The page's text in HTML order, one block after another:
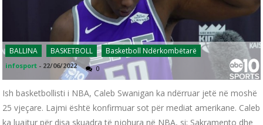
BALLINA BASKETBOLL Basketboll Ndërkombëtarë
infosport - 22/06/2022 0
Ish basketbollisti i NBA, Caleb Swanigan ka ndërruar jetë në moshë
25 vjeçare. Lajmi është konfirmuar sot për mediat amerikane. Caleb
ka luajtur për disa skuadra të njohura në NBA, si: Sakramento dhe